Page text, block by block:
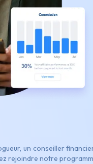
un conseiller
rejoindre notre